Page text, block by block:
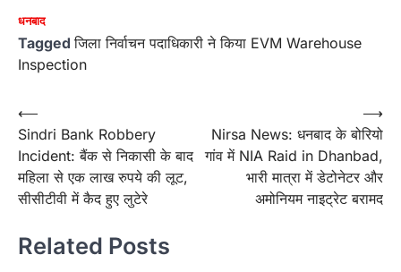
धनबाद
Taggedजिला निर्वाचन पदाधिकारी ने किया EVM Warehouse
Inspection
Post
navigation
⟵
Sindri Bank Robbery
Incident: बैंक से निकासी के बाद
महिला से एक लाख रुपये की लूट,
सीसीटीवी में कैद हुए लुटेरे
Nirsa News: धनबाद के बोरियो
गांव में NIA Raid in Dhanbad,
भारी मात्रा में डेटोनेटर और
अमोनियम नाइट्रेट बरामद
⟶
Related Posts